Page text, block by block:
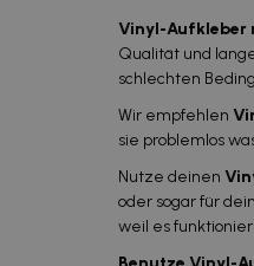
Vinyl-Aufkleber
Qualität und
schlechten
Wir empfehlen
sie problemlos
Nutze deinen
oder sogar für
weil es